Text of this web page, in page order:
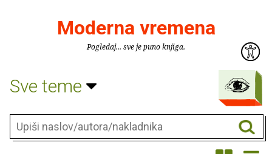
Moderna vremena
Pogledaj... sve je puno knjiga.
Sve teme